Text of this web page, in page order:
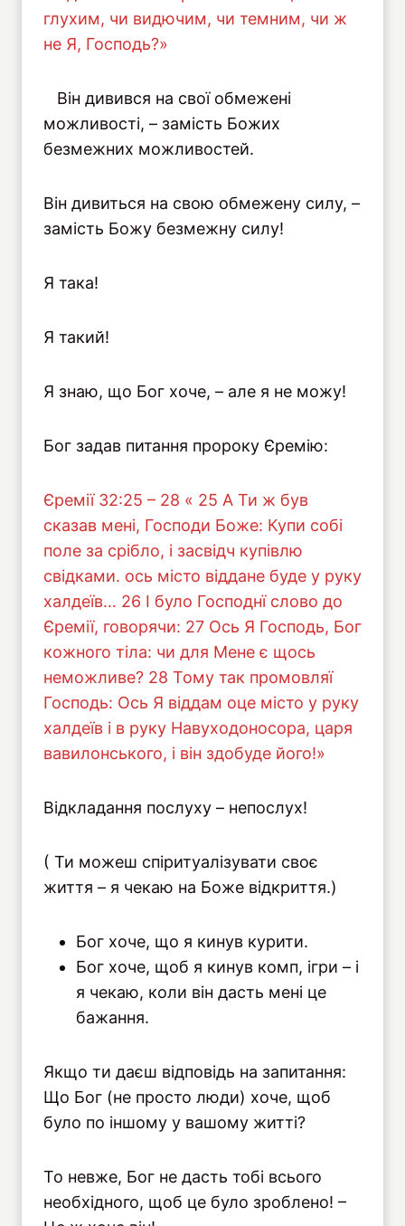
глухим, чи видючим, чи темним, чи ж
не Я, Господь?»
Він дивився на свої обмежені
можливості, – замість Божих
безмежних можливостей.
Він дивиться на свою обмежену силу, –
замість Божу безмежну силу!
Я така!
Я такий!
Я знаю, що Бог хоче, – але я не можу!
Бог задав питання пророку Єремію:
Єремії 32:25 – 28 « 25 А Ти ж був
сказав мені, Господи Боже: Купи собі
поле за срібло, і засвідч купівлю
свідками. ось місто віддане буде у руку
халдеїв… 26 І було Господнї слово до
Єремії, говорячи: 27 Ось Я Господь, Бог
кожного тіла: чи для Мене є щось
неможливе? 28 Тому так промовляї
Господь: Ось Я віддам оце місто у руку
халдеїв і в руку Навуходоносора, царя
вавилонського, і він здобуде його!»
Відкладання послуху – непослух!
( Ти можеш спіритуалізувати своє
життя – я чекаю на Боже відкриття.)
Бог хоче, що я кинув курити.
Бог хоче, щоб я кинув комп, ігри – і
я чекаю, коли він дасть мені це
бажання.
Якщо ти даєш відповідь на запитання:
Що Бог (не просто люди) хоче, щоб
було по іншому у вашому житті?
То невже, Бог не дасть тобі всього
необхідного, щоб це було зроблено! –